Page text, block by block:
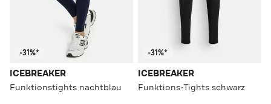
-31%*
ICEBREAKER
Funktionstights nachtblau
-31%*
ICEBREAKER
Funktions-Tights schwarz